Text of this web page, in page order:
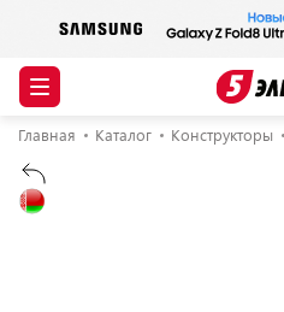
Главная Каталог Конструкторы